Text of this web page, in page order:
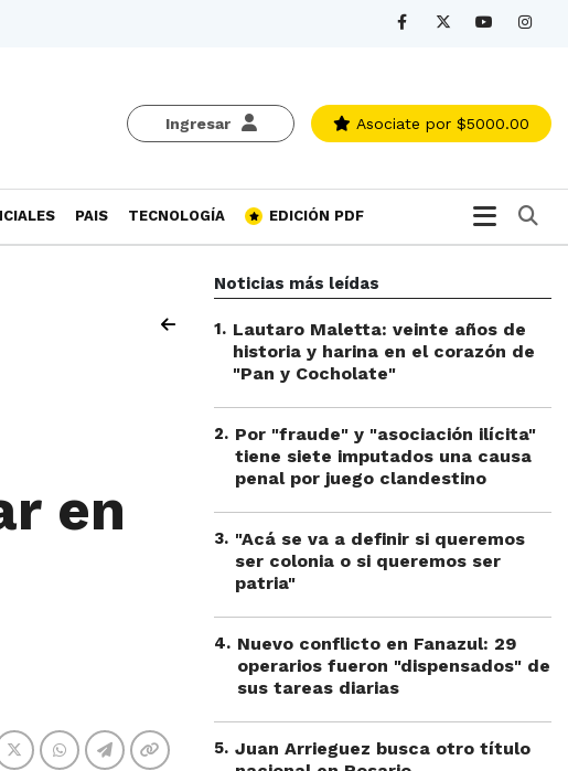
Ingresar Asociate por $5000.00
PAIS TECNOLOGÍA EDICIÓN PDF
en
Noticias más leídas
1. Lautaro Maletta: veinte años de
historia y harina en el corazón de
"Pan y Cocholate"
2. Por "fraude" y "asociación ilícita"
tiene siete imputados una causa
penal por juego clandestino
3. "Acá se va a definir si queremos
ser colonia o si queremos ser
patria"
4. Nuevo conflicto en Fanazul: 29
operarios fueron "dispensados" de
sus tareas diarias
5. Juan Arrieguez busca otro título